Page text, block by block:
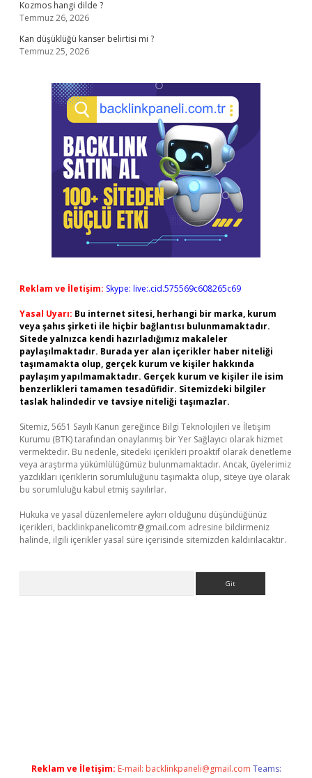
Kozmos hangi dilde ?
Temmuz 26, 2026
Kan düşüklüğü kanser belirtisi mi ?
Temmuz 25, 2026
Reklam ve İletişim: Skype: live:.cid.575569c608265c69
Yasal Uyarı: Bu internet sitesi, herhangi bir marka, kurum
veya şahıs şirketi ile hiçbir bağlantısı bulunmamaktadır.
Sitede yalnızca kendi hazırladığımız makaleler
paylaşılmaktadır. Burada yer alan içerikler haber niteliği
taşımamakta olup, gerçek kurum ve kişiler hakkında
paylaşım yapılmamaktadır. Gerçek kurum ve kişiler ile isim
benzerlikleri tamamen tesadüfidir. Sitemizdeki bilgiler
taslak halindedir ve tavsiye niteliği taşımazlar.
Sitemiz, 5651 Sayılı Kanun gereğince Bilgi Teknolojileri ve İletişim
Kurumu (BTK) tarafından onaylanmış bir Yer Sağlayıcı olarak hizmet
vermektedir. Bu nedenle, sitedeki içerikleri proaktif olarak denetleme
veya araştırma yükümlülüğümüz bulunmamaktadır. Ancak, üyelerimiz
yazdıkları içeriklerin sorumluluğunu taşımakta olup, siteye üye olarak
bu sorumluluğu kabul etmiş sayılırlar.
Hukuka ve yasal düzenlemelere aykırı olduğunu düşündüğünüz
içerikleri, backlinkpanelicomtr@gmail.com adresine bildirmeniz
halinde, ilgili içerikler yasal süre içerisinde sitemizden kaldırılacaktır.
Reklam ve İletişim: E-mail: backlinkpaneli@gmail.com Teams: